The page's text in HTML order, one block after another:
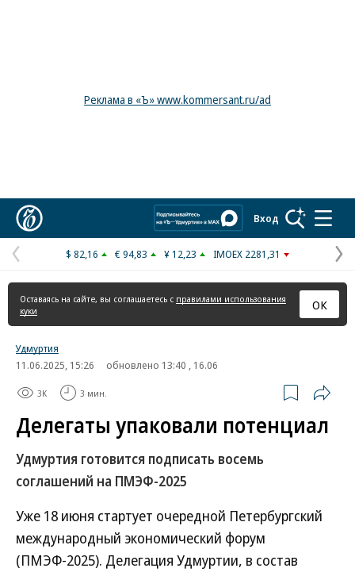
Реклама в «Ъ» www.kommersant.ru/ad
Вход
Предыдущая
страница
$ 82,16 € 94,83 ¥ 12,23 IMOEX 2281,31
Оставаясь на сайте, вы соглашаетесь с правилами использования
куки
ОК
Удмуртия
11.06.2025, 15:26
обновлено 13:40 , 16.06
3K 3 мин.
Делегаты упаковали потенциал
Удмуртия готовится подписать восемь
соглашений на ПМЭФ-2025
Уже 18 июня стартует очередной Петербургский
международный экономический форум
(ПМЭФ-2025). Делегация Удмуртии, в состав